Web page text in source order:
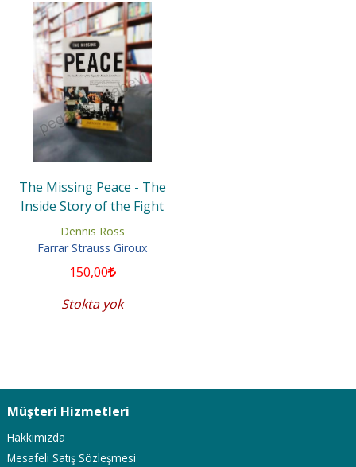
The Missing Peace - The
Inside Story of the Fight
for Middle East
Dennis Ross
Farrar Strauss Giroux
150,00
Stokta yok
Müşteri Hizmetleri
Hakkımızda
Mesafeli Satış Sözleşmesi